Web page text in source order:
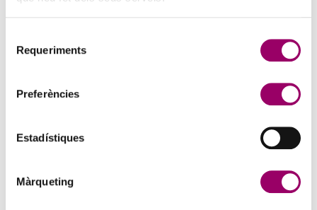
Requeriments
Preferències
Estadístiques
Màrqueting